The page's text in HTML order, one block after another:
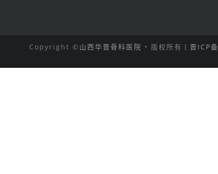
Copyright © 山西华晋骨科医院 • 版权所有丨 晋ICP